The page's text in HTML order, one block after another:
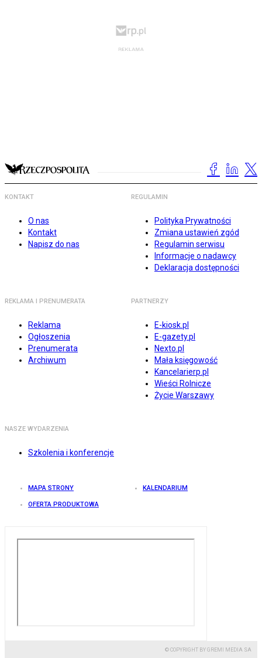
KONTAKT
O nas
Kontakt
Napisz do nas
REGULAMIN
Polityka Prywatności
Zmiana ustawień zgód
Regulamin serwisu
Informacje o nadawcy
Deklaracja dostępności
REKLAMA I PRENUMERATA
Reklama
Ogłoszenia
Prenumerata
Archiwum
PARTNERZY
E-kiosk.pl
E-gazety.pl
Nexto.pl
Mała księgowość
Kancelarierp.pl
Wieści Rolnicze
Życie Warszawy
NASZE WYDARZENIA
Szkolenia i konferencje
MAPA STRONY KALENDARIUM
OFERTA PRODUKTOWA
© COPYRIGHT BY GREMI MEDIA SA